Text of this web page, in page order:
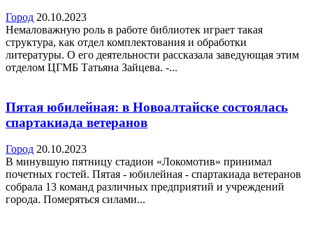
Город 20.10.2023
Немаловажную роль в работе библиотек играет такая
структура, как отдел комплектования и обработки
литературы. О его деятельности рассказала заведующая этим
отделом ЦГМБ Татьяна Зайцева. -...
Пятая юбилейная: в Новоалтайске состоялась
спартакиада ветеранов
Город 20.10.2023
В минувшую пятницу стадион «Локомотив» принимал
почетных гостей. Пятая - юбилейная - спартакиада ветеранов
собрала 13 команд различных предприятий и учреждений
города. Померяться силами...